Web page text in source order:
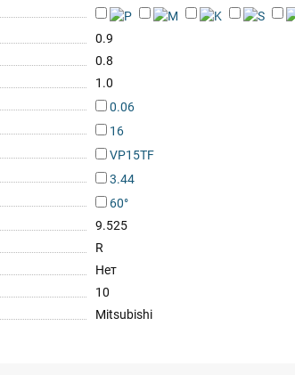
0.9
0.8
1.0
0.06
16
VP15TF
3.44
60°
9.525
R
Нет
10
Mitsubishi